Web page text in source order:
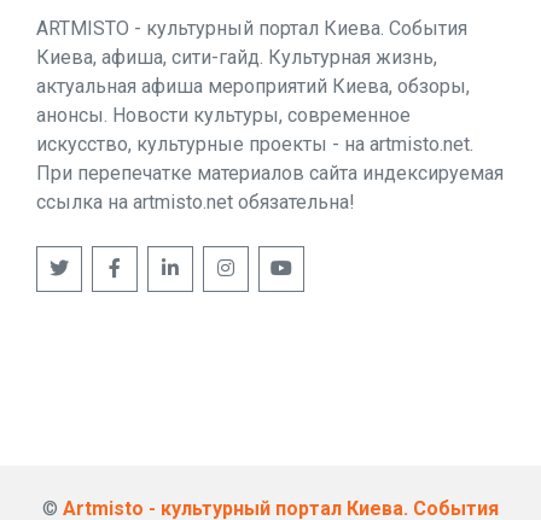
ARTMISTO - культурный портал Киева. События
Киева, афиша, сити-гайд. Культурная жизнь,
актуальная афиша мероприятий Киева, обзоры,
анонсы. Новости культуры, современное
искусство, культурные проекты - на artmisto.net.
При перепечатке материалов сайта индексируемая
ссылка на artmisto.net обязательна!
© Artmisto - культурный портал Киева. События